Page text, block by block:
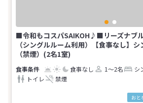
■令和もコスパSAIKOH♪■リーズナブ
（シングルルーム利用）【食事なし】シ
（禁煙）(2名1室)
食事なし 1～2名 シ
トイレ
禁煙
おと